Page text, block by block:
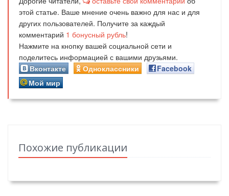
этой статье. Ваше мнение очень важно для нас и для
других пользователей. Получите за каждый
комментарий 1 бонусный рубль!
Нажмите на кнопку вашей социальной сети и
поделитесь информацией с вашими друзьями.
Вконтакте
Одноклассники
Facebook
Мой мир
Похожие публикации